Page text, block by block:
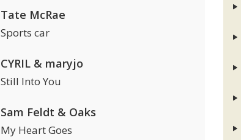
Tate McRae
Sports car
CYRIL & maryjo
Still Into You
Sam Feldt & Oaks
My Heart Goes